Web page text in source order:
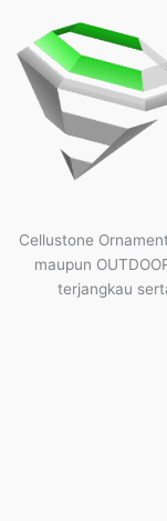
Cellustone
maupun
terjangkau